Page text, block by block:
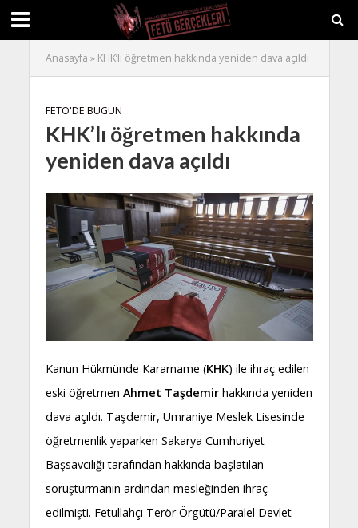
Anasayfa » KHK’lı öğretmen hakkında yeniden dava açıldı
FETÖ'DE BUGÜN
KHK’lı öğretmen hakkında
yeniden dava açıldı
Kanun Hükmünde Kararname (KHK) ile ihraç edilen
eski öğretmen Ahmet Taşdemirhakkında yeniden
dava açıldı. Taşdemir, Ümraniye Meslek Lisesinde
öğretmenlik yaparken Sakarya Cumhuriyet
Başsavcılığı tarafından hakkında başlatılan
soruşturmanın ardından mesleğinden ihraç
edilmişti. Fetullahçı Terör Örgütü/Paralel Devlet